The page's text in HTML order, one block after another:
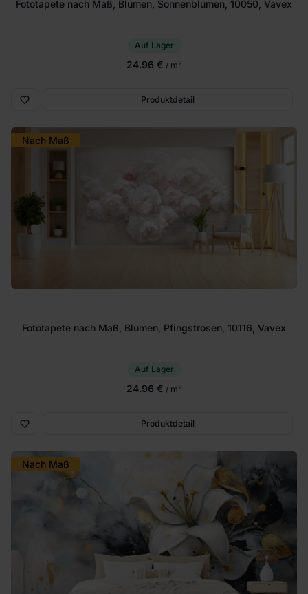
Fototapete nach Maß, Blumen, Sonnenblumen, 10050, Vavex
Auf Lager
24.96 € / m2
Produktdetail
Nach Maß
Fototapete nach Maß, Blumen, Pfingstrosen, 10116, Vavex
Auf Lager
24.96 € / m2
Produktdetail
Nach Maß